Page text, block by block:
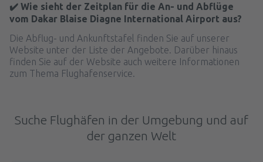
✔️ Wie sieht der Zeitplan für die An- und Abflüge
vom Dakar Blaise Diagne International Airport aus?
Die Abflug- und Ankunftstafel finden Sie auf unserer
Website unter der Liste der Angebote. Darüber hinaus
finden Sie auf der Website auch weitere Informationen
zum Thema Flughafenservice.
Suche Flughäfen in der Umgebung und auf
der ganzen Welt